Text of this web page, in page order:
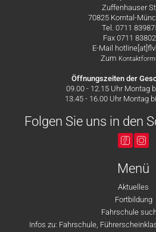
Zuffenhauser
70825 Korntal-
Tel. 0711
Fax 0711
E-Mail
Zum
Öffnungszeiten der
09.00 - 12.15 Uhr Montag
13.45 - 16.00 Uhr Montag
Folgen Sie uns in den
Menü
Aktuelles
Fortbildung
Fahrschule
Infos zu: Fahrschule,